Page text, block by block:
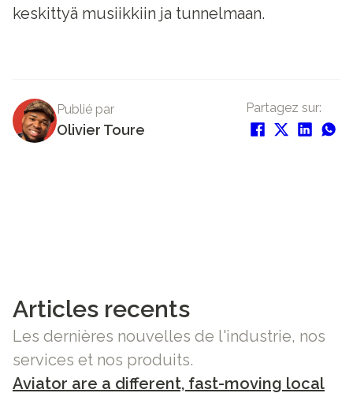
keskittyä musiikkiin ja tunnelmaan.
Publié par
Olivier Toure
Partagez sur:
Articles recents
Les dernières nouvelles de l'industrie, nos
services et nos produits.
Aviator are a different, fast-moving local